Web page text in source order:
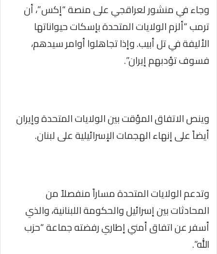
وجاء في منشور لعراقجي على منصة “إكس”، أن
ترمب “ألزم الولايات المتحدة بإسكات حيواناتها
الأليفة في تل أبيب. وإذا تجاهلوا أوامر سيدهم،
فسوف تؤدبهم إيران”.
وينص الاتفاق المؤقت بين الولايات المتحدة وإيران
أيضاً على إنهاء الهجمات الإسرائيلية على لبنان.
وتدعم الولايات المتحدة مساراً منفصلاً من
المحادثات بين إسرائيل والحكومة اللبنانية، والذي
أسفر عن اتفاق أمني إطاري رفضته جماعة “حزب
الله”.